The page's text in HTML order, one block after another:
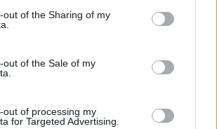
out of the Sharing of my
out of the Sale of my
out of processing my
for Targeted Advertising.
Esim for Italy| Esim for Spain|Esim